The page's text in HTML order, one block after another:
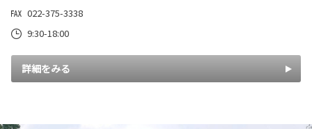
022-375-3338
9:30-18:00
詳細をみる